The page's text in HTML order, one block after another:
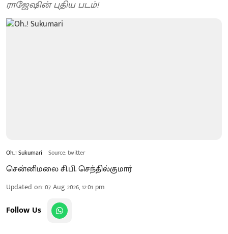
ராஜேஷின் புதிய படம்!
Oh..! Sukumari Source: twitter
சென்னிமலை சி.பி. செந்தில்குமார்
Updated on:07 Aug 2026, 12:01 pm
Follow Us